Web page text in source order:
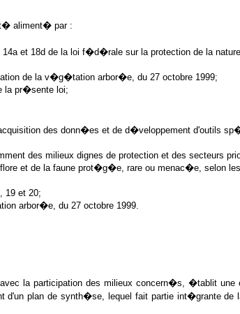
aliment� par :
et 18d de la loi f�d�rale sur la protection de la
de la v�g�tation arbor�e, du 27 octobre 1999;
la pr�sente loi;
des donn�es et de d�veloppement d'outils
des milieux dignes de protection et des secteurs
et de la faune prot�g�e, rare ou menac�e, selon
19 et 20;
arbor�e, du 27 octobre 1999.
la participation des milieux concern�s, �tablit
plan de synth�se, lequel fait partie int�grante